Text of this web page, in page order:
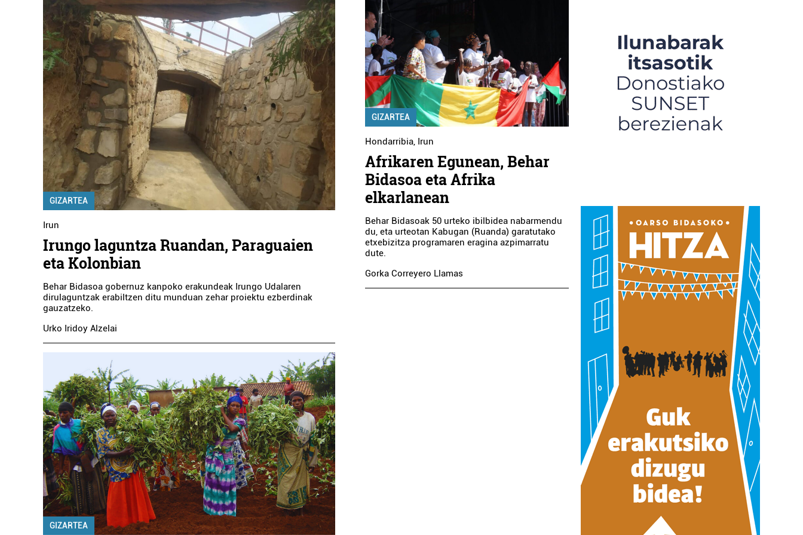
GIZARTEA
Irun
Irungo laguntza Ruandan, Paraguaien
eta Kolonbian
Behar Bidasoa gobernuz kanpoko erakundeak Irungo Udalaren
dirulaguntzak erabiltzen ditu munduan zehar proiektu ezberdinak
gauzatzeko.
Urko Iridoy Alzelai
GIZARTEA
GIZARTEA
Hondarribia, Irun
Afrikaren Egunean, Behar
Bidasoa eta Afrika
elkarlanean
Behar Bidasoak 50 urteko ibilbidea nabarmendu
du, eta urteotan Kabugan (Ruanda) garatutako
etxebizitza programaren eragina azpimarratu
dute.
Gorka Correyero Llamas